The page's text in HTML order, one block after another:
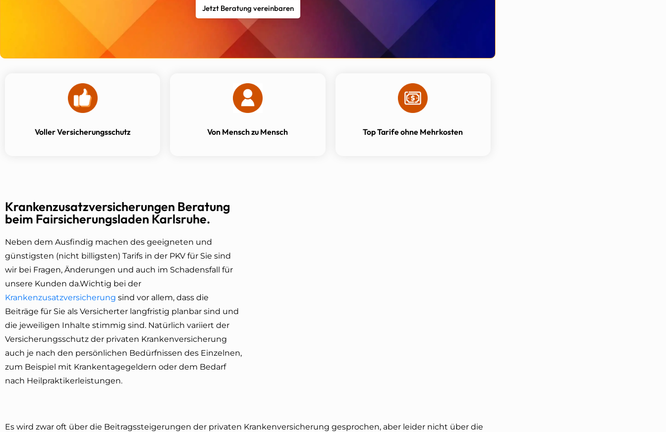
Jetzt Beratung vereinbaren
Voller Versicherungsschutz Von Mensch zu Mensch Top Tarife ohne Mehrkosten
Krankenzusatzversicherungen Beratung
beim Fairsicherungsladen Karlsruhe.
Neben dem Ausfindig machen des geeigneten und
günstigsten (nicht billigsten) Tarifs in der PKV für Sie sind
wir bei Fragen, Änderungen und auch im Schadensfall für
unsere Kunden da.Wichtig bei der
Krankenzusatzversicherung sind vor allem, dass die
Beiträge für Sie als Versicherter langfristig planbar sind und
die jeweiligen Inhalte stimmig sind. Natürlich variiert der
Versicherungsschutz der privaten Krankenversicherung
auch je nach den persönlichen Bedürfnissen des Einzelnen,
zum Beispiel mit Krankentagegeldern oder dem Bedarf
nach Heilpraktikerleistungen.
Es wird zwar oft über die Beitragssteigerungen der privaten Krankenversicherung gesprochen, aber leider nicht über die